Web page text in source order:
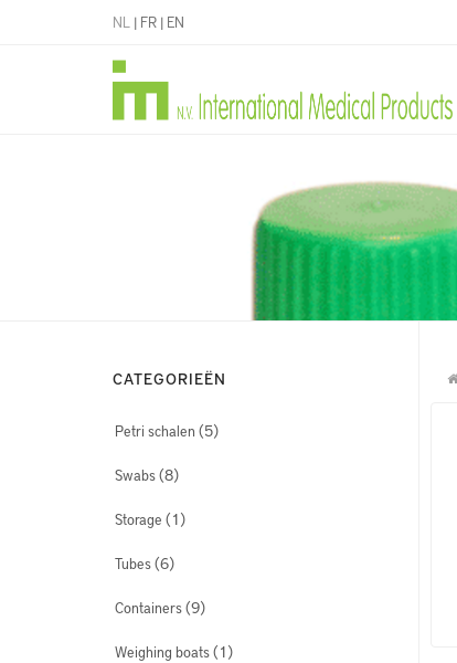
NL | FR | EN
CATEGORIEËN
Petri schalen (5)
Swabs(8)
Storage (1)
Tubes(6)
Containers(9)
Weighing boats(1)